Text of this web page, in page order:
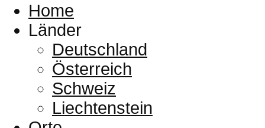
Home
Länder
Deutschland
Österreich
Schweiz
Liechtenstein